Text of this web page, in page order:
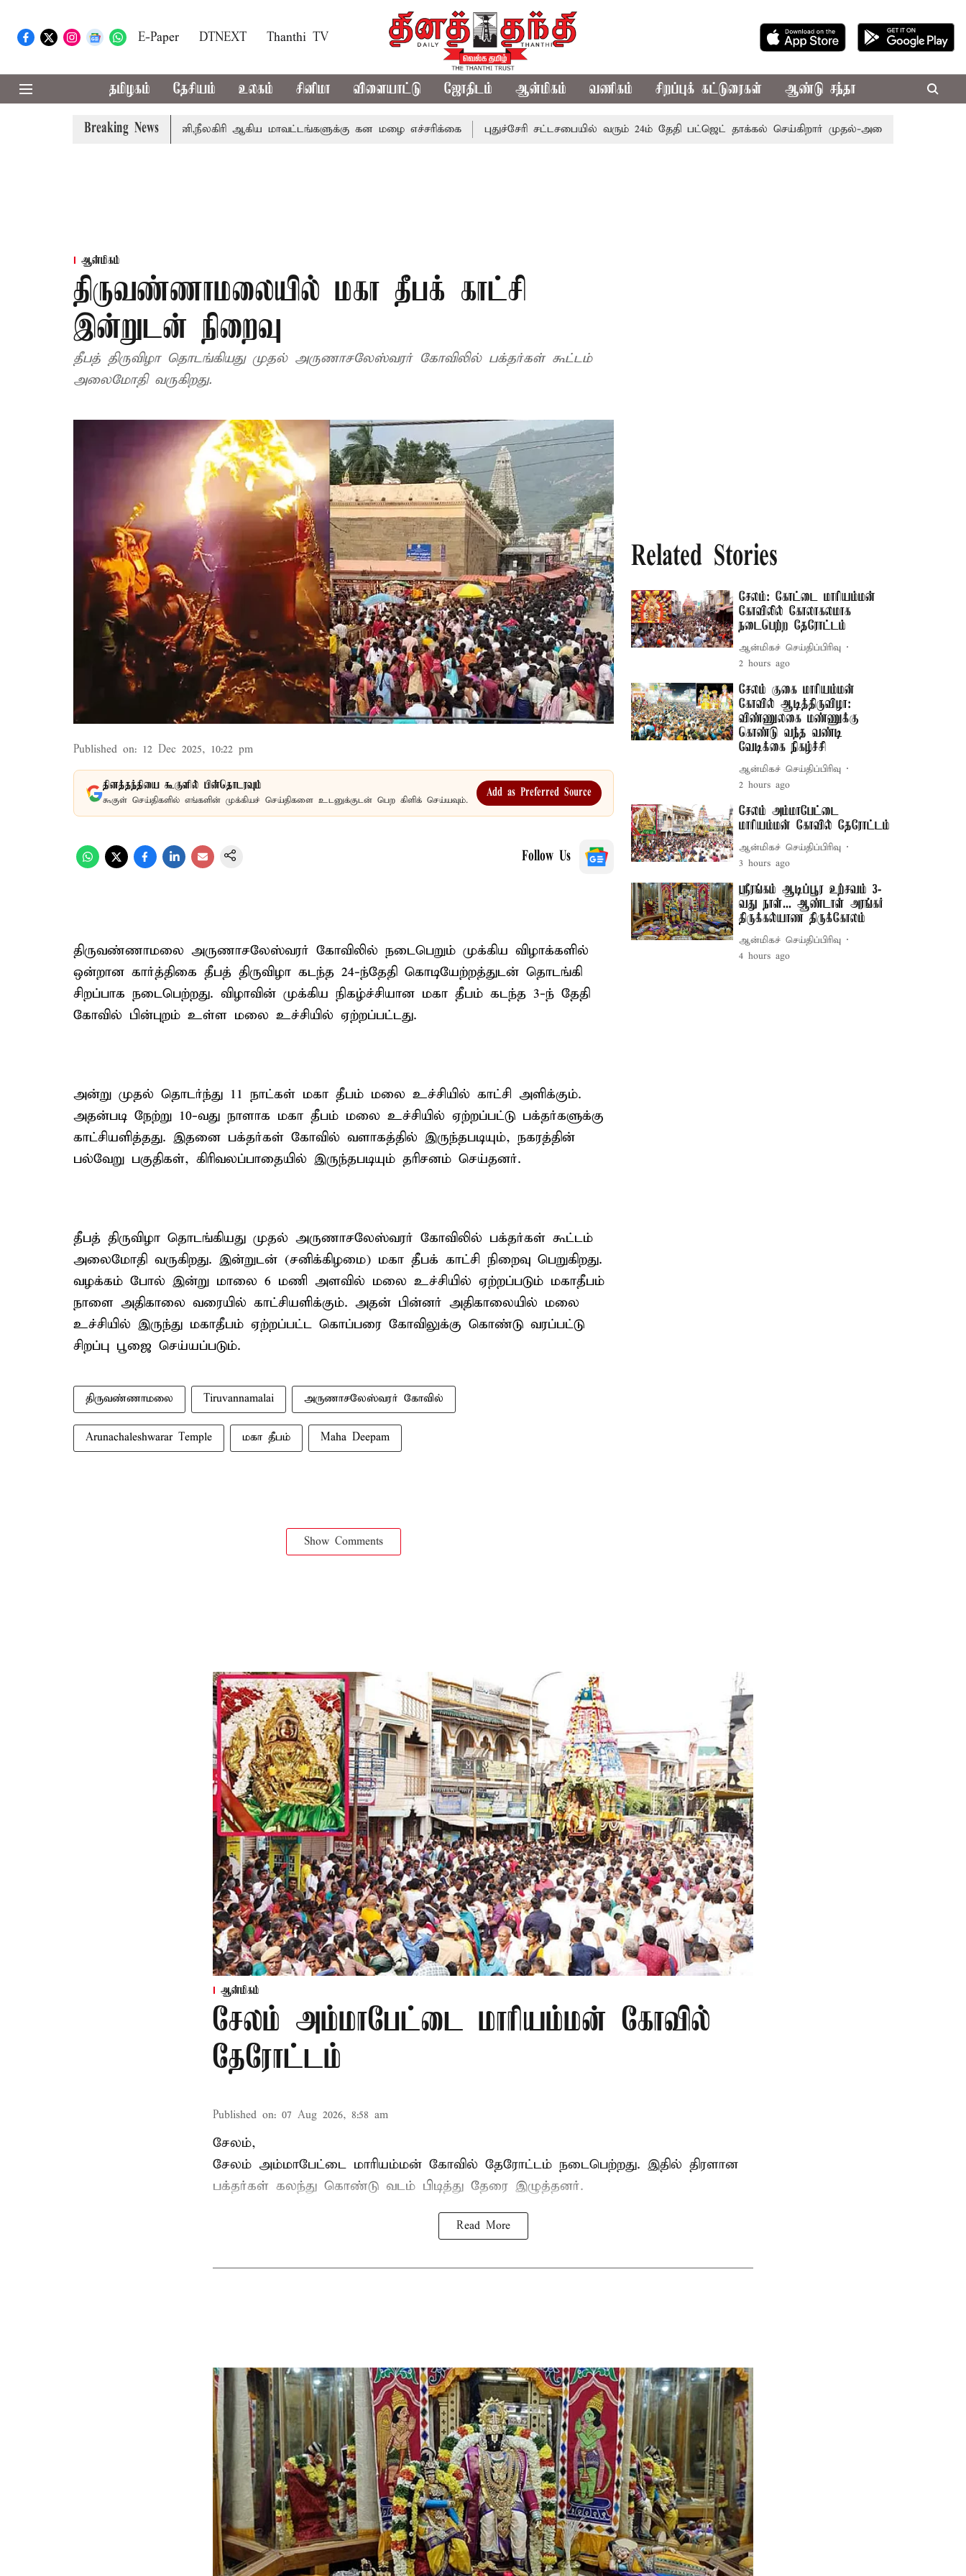
E-Paper DTNEXT Thanthi TV
தமிழகம் தேசியம் உலகம் சினிமா விளையாட்டு ஜோதிடம் ஆன்மிகம் வணிகம் சிறப்புக் கட்டுரைகள் ஆண்டு சந்தா
Breaking News
கோவை, தேனி,நீலகிரி ஆகிய மாவட்டங்களுக்கு கன மழை எச்சரிக்கை புதுச்சேரி சட்டசபையில் வரும் 24ம் தேதி பட்ஜெட் தாக்கல் செய்கிறார் முதல்-அமைச்சர் ரங்கசாமி
ஆன்மிகம்
திருவண்ணாமலையில் மகா தீபக் காட்சி
இன்றுடன் நிறைவு
தீபத் திருவிழா தொடங்கியது முதல் அருணாசலேஸ்வரர் கோவிலில் பக்தர்கள் கூட்டம்
அலைமோதி வருகிறது.
Published on: 12 Dec 2025, 10:22 pm
தினத்தந்தியை கூகுளில் பின்தொடரவும்
கூகுள் செய்திகளில் எங்களின் முக்கியச் செய்திகளை உடனுக்குடன் பெற கிளிக் செய்யவும்.
Add as Preferred Source
Follow Us
திருவண்ணாமலை அருணாசலேஸ்வரர் கோவிலில் நடைபெறும் முக்கிய விழாக்களில்
ஒன்றான கார்த்திகை தீபத் திருவிழா கடந்த 24-ந்தேதி கொடியேற்றத்துடன் தொடங்கி
சிறப்பாக நடைபெற்றது. விழாவின் முக்கிய நிகழ்ச்சியான மகா தீபம் கடந்த 3-ந் தேதி
கோவில் பின்புறம் உள்ள மலை உச்சியில் ஏற்றப்பட்டது.
அன்று முதல் தொடர்ந்து 11 நாட்கள் மகா தீபம் மலை உச்சியில் காட்சி அளிக்கும்.
அதன்படி நேற்று 10-வது நாளாக மகா தீபம் மலை உச்சியில் ஏற்றப்பட்டு பக்தர்களுக்கு
காட்சியளித்தது. இதனை பக்தர்கள் கோவில் வளாகத்தில் இருந்தபடியும், நகரத்தின்
பல்வேறு பகுதிகள், கிரிவலப்பாதையில் இருந்தபடியும் தரிசனம் செய்தனர்.
தீபத் திருவிழா தொடங்கியது முதல் அருணாசலேஸ்வரர் கோவிலில் பக்தர்கள் கூட்டம்
அலைமோதி வருகிறது. இன்றுடன் (சனிக்கிழமை) மகா தீபக் காட்சி நிறைவு பெறுகிறது.
வழக்கம் போல் இன்று மாலை 6 மணி அளவில் மலை உச்சியில் ஏற்றப்படும் மகாதீபம்
நாளை அதிகாலை வரையில் காட்சியளிக்கும். அதன் பின்னர் அதிகாலையில் மலை
உச்சியில் இருந்து மகாதீபம் ஏற்றப்பட்ட கொப்பரை கோவிலுக்கு கொண்டு வரப்பட்டு
சிறப்பு பூஜை செய்யப்படும்.
திருவண்ணாமலை Tiruvannamalai அருணாசலேஸ்வரர் கோவில்
Arunachaleshwarar Temple மகா தீபம் Maha Deepam
Show Comments
Related Stories
சேலம்: கோட்டை மாரியம்மன்
கோவிலில் கோலாகலமாக
நடைபெற்ற தேரோட்டம்
ஆன்மிகச் செய்திப்பிரிவு
2 hours ago
சேலம் குகை மாரியம்மன்
கோவில் ஆடித்திருவிழா:
விண்ணுலகை மண்ணுக்கு
கொண்டு வந்த வண்டி
வேடிக்கை நிகழ்ச்சி
ஆன்மிகச் செய்திப்பிரிவு
2 hours ago
சேலம் அம்மாபேட்டை
மாரியம்மன் கோவில் தேரோட்டம்
ஆன்மிகச் செய்திப்பிரிவு
3 hours ago
ஸ்ரீரங்கம் ஆடிப்பூர உற்சவம் 3-
வது நாள்... ஆண்டாள் அரங்கர்
திருக்கல்யாண திருக்கோலம்
ஆன்மிகச் செய்திப்பிரிவு
4 hours ago
ஆன்மிகம்
சேலம் அம்மாபேட்டை மாரியம்மன் கோவில்
தேரோட்டம்
Published on: 07 Aug 2026, 8:58 am
சேலம்,
சேலம் அம்மாபேட்டை மாரியம்மன் கோவில் தேரோட்டம் நடைபெற்றது. இதில் திரளான
பக்தர்கள் கலந்து கொண்டு வடம் பிடித்து தேரை இழுத்தனர்.
Read More